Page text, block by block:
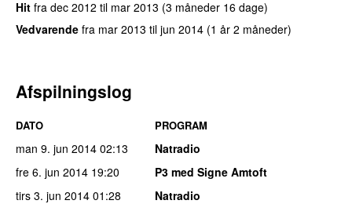
Hit fra dec 2012 til mar 2013 (3 måneder 16 dage)
Vedvarende fra mar 2013 til jun 2014 (1 år 2 måneder)
Afspilningslog
DATO PROGRAM
man 9. jun 2014 02:13
Natradio
fre 6. jun 2014 19:20
P3 med Signe Amtoft
tirs 3. jun 2014 01:28
Natradio